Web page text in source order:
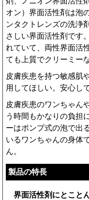
オン）界面活性剤は泡
ンタクトレンズの洗浄
さしい界面活性剤です
れていて、両性界面活
ても上質でクリーミー
皮膚疾患を持つ敏感肌
用してほしい。安心し
皮膚疾患のワンちゃん
う時間もかなりの負担
ーはポンプ式の泡で出
いるワンちゃんの身体
ん。
製品の特長
界面活性剤にとこと